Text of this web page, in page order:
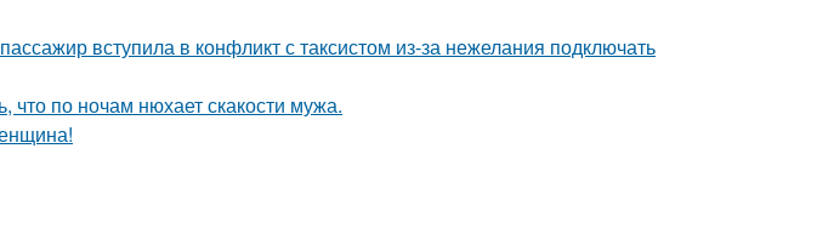
вступила в конфликт с таксистом из-за нежелания подключать
что по ночам нюхает скакости мужа.